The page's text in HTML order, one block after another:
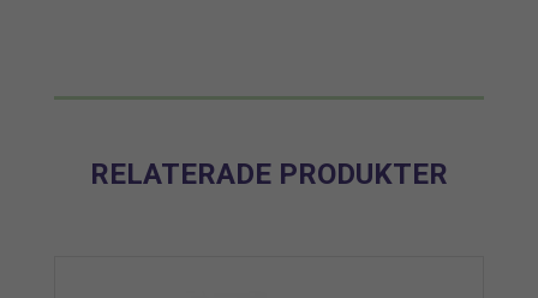
RELATERADE PRODUKTER